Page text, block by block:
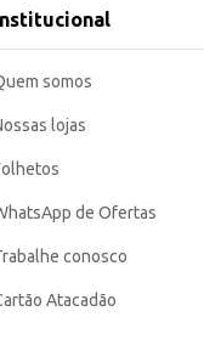
adequada para
somos
lojas
de Ofertas
conosco
Atacadão